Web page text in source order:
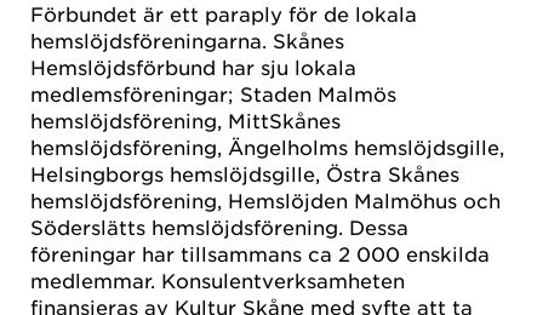
Förbundet är ett paraply för de lokala
hemslöjdsföreningarna. Skånes
Hemslöjdsförbund har sju lokala
medlemsföreningar; Staden Malmös
hemslöjdsförening, MittSkånes
hemslöjdsförening, Ängelholms hemslöjdsgille,
Helsingborgs hemslöjdsgille, Östra Skånes
hemslöjdsförening, Hemslöjden Malmöhus och
Söderslätts hemslöjdsförening. Dessa
föreningar har tillsammans ca 2 000 enskilda
medlemmar. Konsulentverksamheten
finansieras av Kultur Skåne med syfte att ta